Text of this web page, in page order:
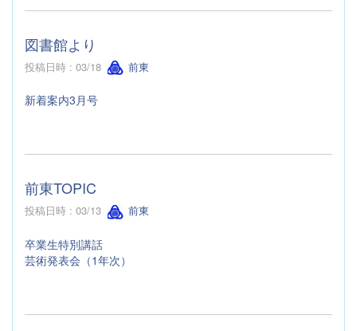
図書館より
投稿日時 : 03/18 前東
新着案内3月号
前東TOPIC
投稿日時 : 03/13 前東
卒業生特別講話
芸術発表会（1年次）